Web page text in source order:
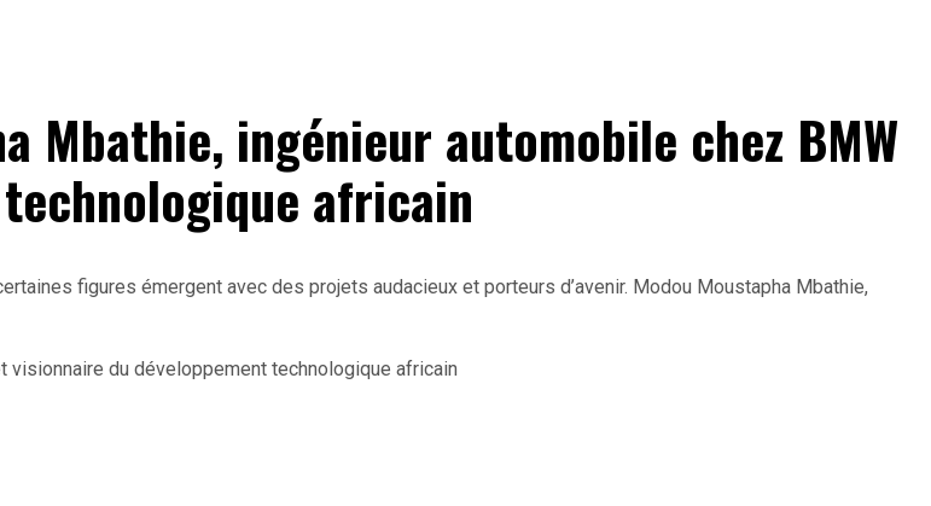
Mbathie, ingénieur automobile chez BMW
africain
figures émergent avec des projets audacieux et porteurs d’avenir. Modou Moustapha Mbathie,